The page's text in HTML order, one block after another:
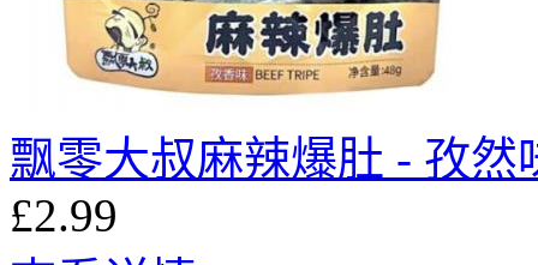
飘零大叔麻辣爆肚 - 孜然
£2.99